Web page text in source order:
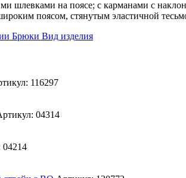
шлевками на поясе; с карманами с
поясом, стянутым эластичной
Брюки Вид изделия
116297
04314
04214